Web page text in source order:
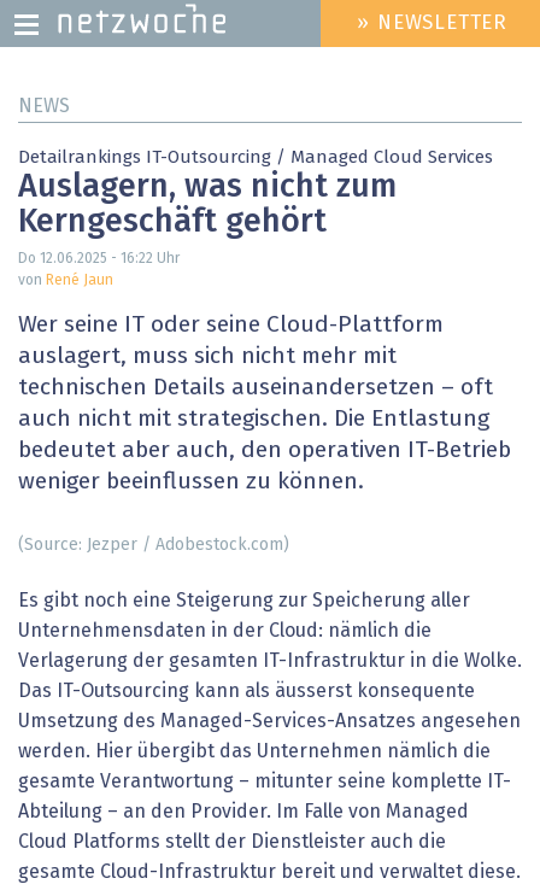
zum
HEADER
MENU
» NEWSLETTER
NEWS
Detailrankings IT-Outsourcing / Managed Cloud Services
Auslagern, was nicht zum
Kerngeschäft gehört
Do 12.06.2025 - 16:22 Uhr
von René Jaun
Wer seine IT oder seine Cloud-Plattform
auslagert, muss sich nicht mehr mit
technischen Details auseinandersetzen – oft
auch nicht mit strategischen. Die Entlastung
bedeutet aber auch, den operativen IT-Betrieb
weniger beeinflussen zu können.
(Source: Jezper / Adobestock.com)
Es gibt noch eine Steigerung zur Speicherung aller
Unternehmensdaten in der Cloud: nämlich die
Verlagerung der gesamten IT-Infrastruktur in die Wolke.
Das IT-Outsourcing kann als äusserst konsequente
Umsetzung des Managed-­Services-Ansatzes angesehen
werden. Hier übergibt das Unternehmen nämlich die
gesamte Verantwortung – mitunter seine komplette IT-
Abteilung – an den Provider. Im Falle von Managed
Cloud Platforms stellt der Dienstleister auch die
gesamte Cloud-Infrastruktur bereit und verwaltet diese.